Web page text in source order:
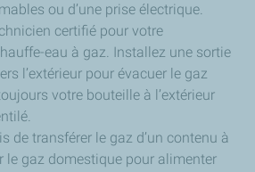
ou d’une prise électrique.
certifié pour votre
eau à gaz. Installez une sortie
l’extérieur pour évacuer le gaz
votre bouteille à l’extérieur
de transférer le gaz d’un contenu à
le gaz domestique pour alimenter